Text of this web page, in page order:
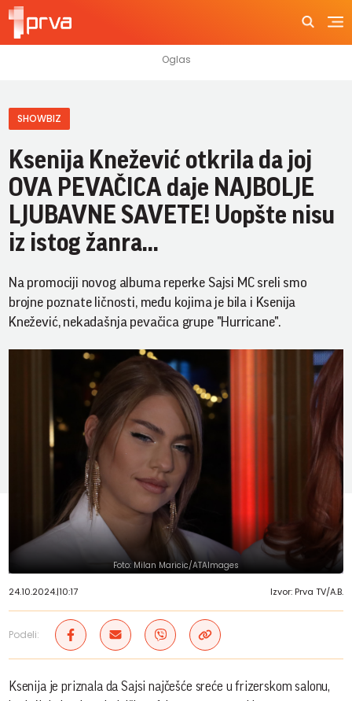
SHOWBIZ
Ksenija Knežević otkrila da joj
OVA PEVAČICA daje NAJBOLJE
LJUBAVNE SAVETE! Uopšte nisu
iz istog žanra...
Na promociji novog albuma reperke Sajsi MC sreli smo
brojne poznate ličnosti, među kojima je bila i Ksenija
Knežević, nekadašnja pevačica grupe "Hurricane".
Foto: Milan Maricic/ATAImages
24.10.2024.|10:17 Izvor: Prva TV/A.B.
Podeli:
Ksenija je priznala da Sajsi najčešće sreće u frizerskom salonu,